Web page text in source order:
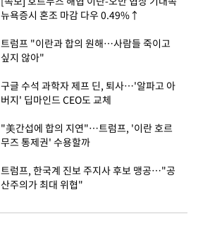
뉴욕증시 혼조 마감 다우 0.49%↑
트럼프 "이란과 합의 원해…사람들 죽이고
싶지 않아"
구글 수석 과학자 제프 딘, 퇴사…'알파고 아
버지' 딥마인드 CEO도 교체
"美간섭에 합의 지연"…트럼프, '이란 호르
무즈 통제권' 수용할까
트럼프, 한국계 진보 주지사 후보 맹공…"공
산주의가 최대 위협"